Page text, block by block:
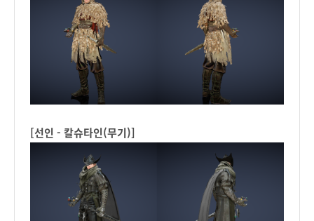
[선인 - 칼슈타인(무기)]